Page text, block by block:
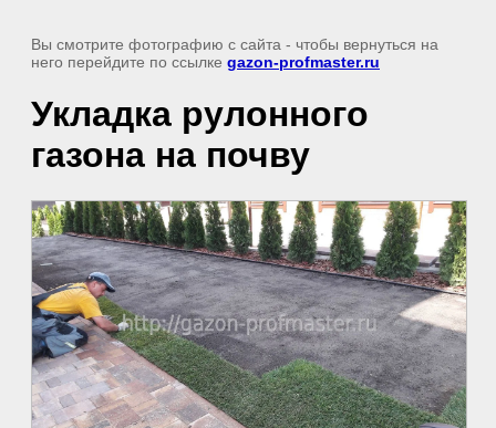
Вы смотрите фотографию с сайта - чтобы вернуться на
него перейдите по ссылке gazon-profmaster.ru
Укладка рулонного
газона на почву